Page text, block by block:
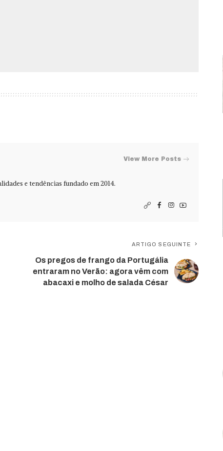
View More Posts
e tendências fundado em 2014.
ARTIGO SEGUINTE
Os pregos de frango da Portugália
entraram no Verão: agora vêm com
abacaxi e molho de salada César